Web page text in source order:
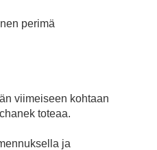
perimä
viimeiseen kohtaan
toteaa.
ja